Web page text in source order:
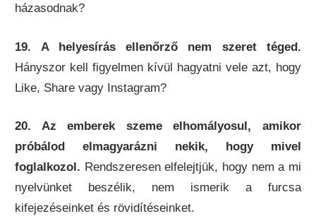
házasodnak?
19. A helyesírás ellenőrző nem szeret téged.
Hányszor kell figyelmen kívül hagyatni vele azt, hogy
Like, Share vagy Instagram?
20. Az emberek szeme elhomályosul, amikor
próbálod elmagyarázni nekik, hogy mivel
foglalkozol. Rendszeresen elfelejtjük, hogy nem a mi
nyelvünket beszélik, nem ismerik a furcsa
kifejezéseinket és rövidítéseinket.